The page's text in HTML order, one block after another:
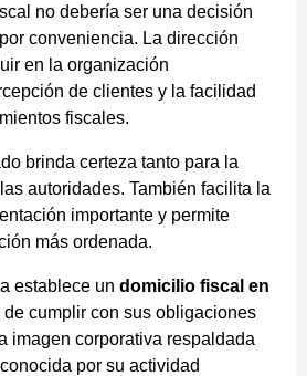
no debería ser una decisión
conveniencia. La dirección
en la organización
de clientes y la facilidad
fiscales.
brinda certeza tanto para la
autoridades. También facilita la
importante y permite
más ordenada.
establece un domicilio fiscal en
de cumplir con sus obligaciones
imagen corporativa respaldada
por su actividad